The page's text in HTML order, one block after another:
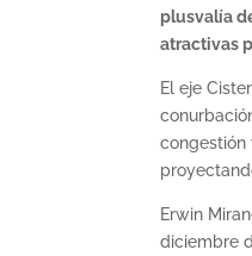
plusvalía
atractivas
El eje
congestión
Erwin
diciembre